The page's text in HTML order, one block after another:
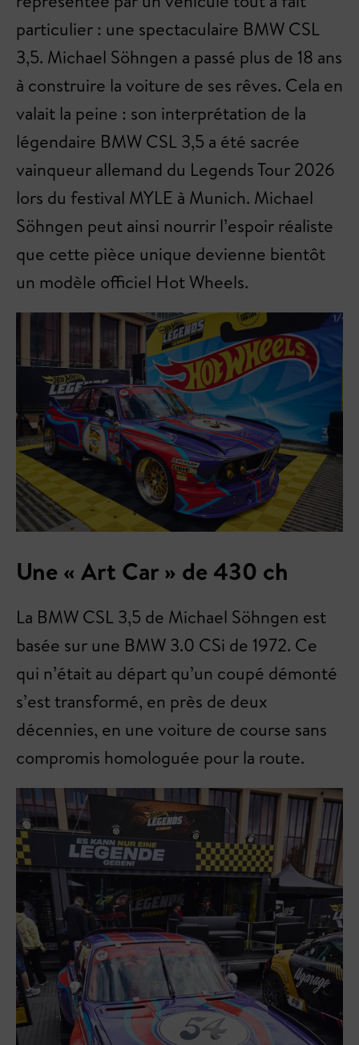
particulier : une spectaculaire BMW CSL
3,5. Michael Söhngen a passé plus de 18 ans
à construire la voiture de ses rêves. Cela en
valait la peine : son interprétation de la
légendaire BMW CSL 3,5 a été sacrée
vainqueur allemand du Legends Tour 2026
lors du festival MYLE à Munich. Michael
Söhngen peut ainsi nourrir l’espoir réaliste
que cette pièce unique devienne bientôt
un modèle officiel Hot Wheels.
Une « Art Car » de 430 ch
La BMW CSL 3,5 de Michael Söhngen est
basée sur une BMW 3.0 CSi de 1972. Ce
qui n’était au départ qu’un coupé démonté
s’est transformé, en près de deux
décennies, en une voiture de course sans
compromis homologuée pour la route.